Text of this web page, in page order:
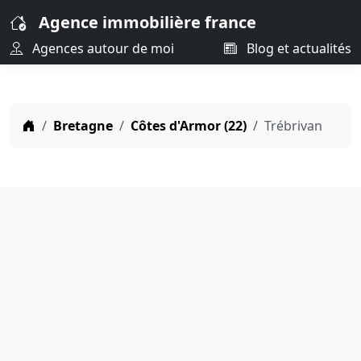
Agence immobilière france
Agences autour de moi Blog et actualités
Bretagne Côtes d'Armor (22) Trébrivan